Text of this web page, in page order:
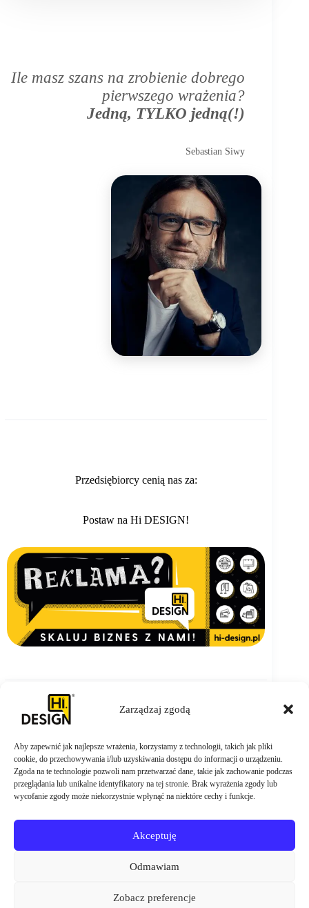
Zarządzaj zgodą
Aby zapewnić jak najlepsze wrażenia, korzystamy z technologii, takich jak pliki
cookie, do przechowywania i/lub uzyskiwania dostępu do informacji o urządzeniu.
Zgoda na te technologie pozwoli nam przetwarzać dane, takie jak zachowanie podczas
przeglądania lub unikalne identyfikatory na tej stronie. Brak wyrażenia zgody lub
wycofanie zgody może niekorzystnie wpłynąć na niektóre cechy i funkcje.
Akceptuję
Odmawiam
Zobacz preferencje
Ile masz szans na zrobienie dobrego
pierwszego wrażenia?
Jedną, TYLKO jedną(!)
Sebastian Siwy
Przedsiębiorcy cenią nas za:
Postaw na Hi DESIGN!
ZAMÓW TERAZ